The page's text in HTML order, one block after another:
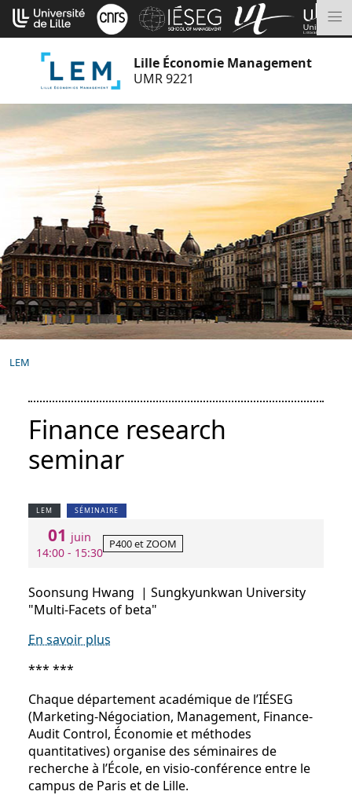
Aller
au
contenu
Lille Économie Management
UMR 9221
LEM
Finance research
seminar
LEM SÉMINAIRE
01 juin
14:00 - 15:30
P400 et ZOOM
Soonsung Hwang | Sungkyunkwan University
"Multi-Facets of beta"
En savoir plus
*** ***
Chaque département académique de l’IÉSEG
(Marketing-Négociation, Management, Finance-
Audit Control, Économie et méthodes
quantitatives) organise des séminaires de
recherche à l’École, en visio-conférence entre le
campus de Paris et de Lille.
Cookies management panel